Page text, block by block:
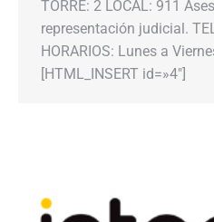
TORRE: 2 LOCAL: 911
representación judicial.
HORARIOS: Lunes a
[HTML_INSERT id=»4″]